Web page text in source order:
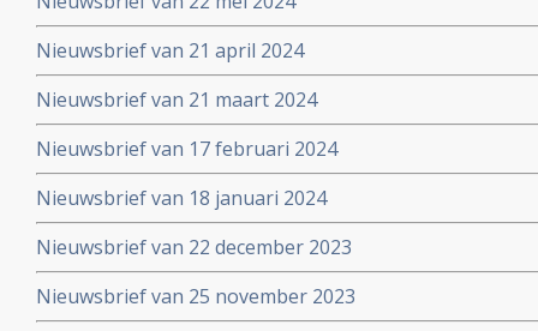
Nieuwsbrief van 21 april 2024
Nieuwsbrief van 21 maart 2024
Nieuwsbrief van 17 februari 2024
Nieuwsbrief van 18 januari 2024
Nieuwsbrief van 22 december 2023
Nieuwsbrief van 25 november 2023